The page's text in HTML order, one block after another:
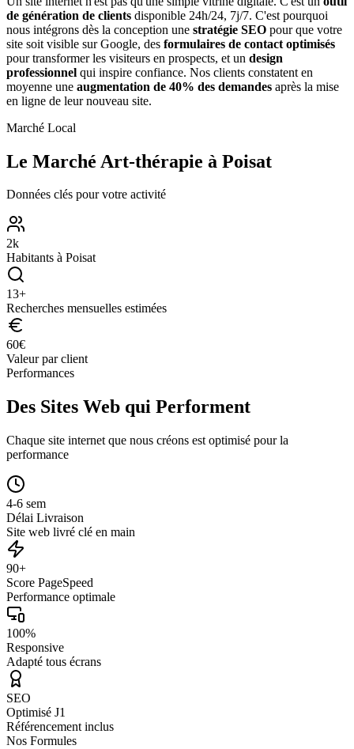
de génération de clients disponible 24h/24, 7j/7. C'est pourquoi
nous intégrons dès la conception une stratégie SEO pour que votre
site soit visible sur Google, des formulaires de contact optimisés
pour transformer les visiteurs en prospects, et un design
professionnel qui inspire confiance. Nos clients constatent en
moyenne une augmentation de 40% des demandes après la mise
en ligne de leur nouveau site.
Marché Local
Le Marché Art-thérapie à Poisat
Données clés pour votre activité
2k
Habitants à Poisat
13+
Recherches mensuelles estimées
60€
Valeur par client
Performances
Des Sites Web qui Performent
Chaque site internet que nous créons est optimisé pour la
performance
4-6 sem
Délai Livraison
Site web livré clé en main
90+
Score PageSpeed
Performance optimale
100%
Responsive
Adapté tous écrans
SEO
Optimisé J1
Référencement inclus
Nos Formules